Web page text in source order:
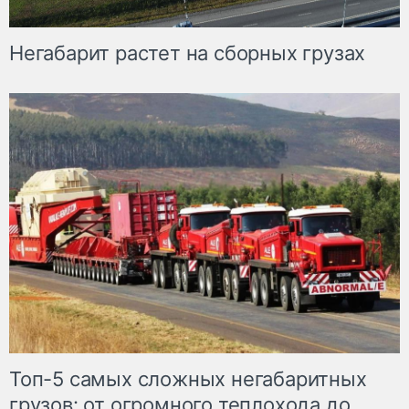
Негабарит растет на сборных грузах
Топ-5 самых сложных негабаритных